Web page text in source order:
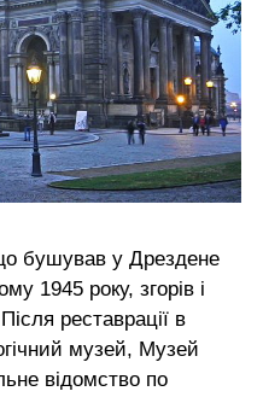
бушував у Дрездене
1945 року, згорів і
реставрації в
музей, Музей
відомство по